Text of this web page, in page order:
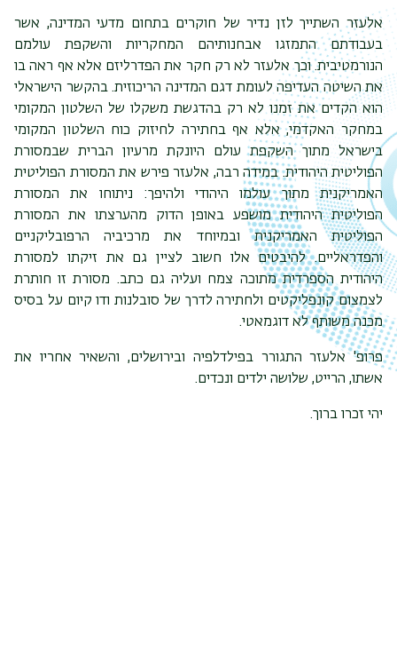
אלעזר השתייך לזן נדיר של חוקרים בתחום מדעי המדינה, אשר
בעבודתם התמזגו אבחנותיהם המחקריות והשקפת עולמם
הנורמטיבית. וכך אלעזר לא רק חקר את הפדרליזם אלא אף ראה בו
את השיטה העדיפה לעומת דגם המדינה הריכוזית. בהקשר הישראלי
הוא הקדים את זמנו לא רק בהדגשת משקלו של השלטון המקומי
במחקר האקדמי, אלא אף בחתירה לחיזוק כוח השלטון המקומי
בישראל מתוך השקפת עולם היונקת מרעיון הברית שבמסורת
הפוליטית היהודית. במידה רבה, אלעזר פירש את המסורת הפוליטית
האמריקנית מתוך עולמו היהודי ולהיפך: ניתוחו את המסורת
הפוליטית היהודית מושפע באופן הדוק מהערצתו את המסורת
הפוליטית האמריקנית ובמיוחד את מרכיביה הרפובליקניים
והפדראליים. להיבטים אלו חשוב לציין גם את זיקתו למסורת
היהודית הספרדית מתוכה צמח ועליה גם כתב. מסורת זו חותרת
לצמצום קונפליקטים ולחתירה לדרך של סובלנות ודו קיום על בסיס
מכנה משותף לא דוגמאטי.
פרופ' אלעזר התגורר בפילדלפיה ובירושלים, והשאיר אחריו את
אשתו, הרייט, שלושה ילדים ונכדים.
יהי זכרו ברוך.